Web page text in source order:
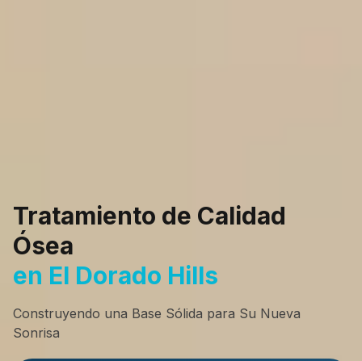
Tratamiento de Calidad
Ósea
en El Dorado Hills
Construyendo una Base Sólida para Su Nueva
Sonrisa